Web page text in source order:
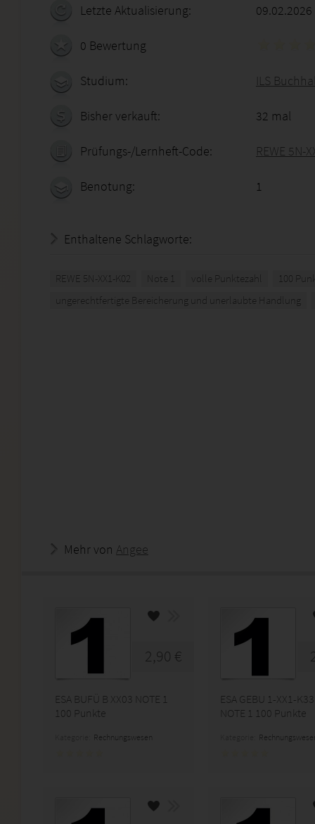
Letzte Aktualisierung: 09.02.2026
0 Bewertung
Studium: ILS
Bisher verkauft: 32 mal
Prüfungs-/Lernheft-Code: REWE 5N-
Benotung: 1
Enthaltene Schlagworte:
REWE 5N-XX1-K02 Note 1 volle Punktezahl
100
ungerechtfertigte Bereicherung und unerlaubte Handlung
Mehr von Angee
2,90 €
ESA BUFÜ B XX03 NOTE 1
100 Punkte
Rechnungswesen
ESA GEBU 1-XX1-K33
NOTE 1 100 Punkte